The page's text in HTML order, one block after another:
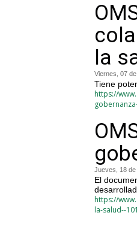
la
Viernes, 07
Tiene
https://
Jueves, 18 de
El
https://
la-salud--